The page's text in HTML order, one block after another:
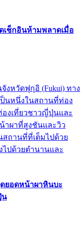
เช็กอินห้ามพลาดเมื่อ
งหวัดฟุกุอิ (Fukui) ทาง
นหนึ่งในสถานที่ท่อง
งเที่ยวชาวญี่ปุ่นและ
าผาที่สูงชันและวิว
สถานที่ที่เต็มไปด้วย
ไปด้วยตำนานและ
ยอดหน้าผาหินบะ
น